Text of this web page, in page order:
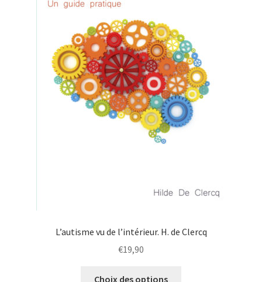
L’autisme vu de l’intérieur. H. de Clercq
€19,90
Choix des options